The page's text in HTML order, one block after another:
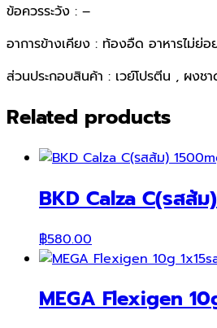
ข้อควรระวัง : –
อาการข้างเคียง : ท้องอืด อาหารไม่ย่อ
ส่วนประกอบสินค้า : เวย์โปรตีน , ผงช
Related products
BKD Calza C(รสส้
฿580.00
MEGA Flexigen